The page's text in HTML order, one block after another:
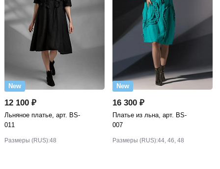
New
12 100 ₽
Льняное платье, арт. BS-
011
Размеры (RUS):48
New
16 300 ₽
Платье из льна, арт. BS-
007
Размеры (RUS):44, 46, 48